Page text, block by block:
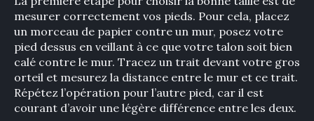
mesurer correctement vos pieds. Pour cela, placez
un morceau de papier contre un mur, posez votre
pied dessus en veillant à ce que votre talon soit bien
calé contre le mur. Tracez un trait devant votre gros
orteil et mesurez la distance entre le mur et ce trait.
Répétez l’opération pour l’autre pied, car il est
courant d’avoir une légère différence entre les deux.